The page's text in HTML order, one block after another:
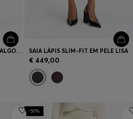
SAIA EM A EM POPELINA DE ALGODÃO SAIA LÁPIS SLIM-FIT EM PELE LISA
€ 449,00
-50%